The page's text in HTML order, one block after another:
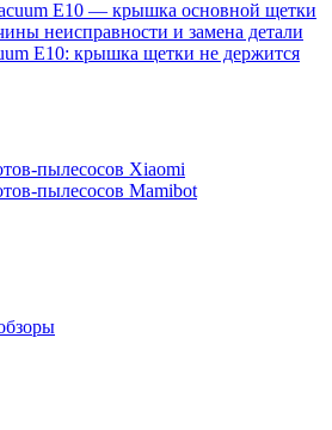
E10: крышка щетки не держится
пылесосов Xiaomi
пылесосов Mamibot